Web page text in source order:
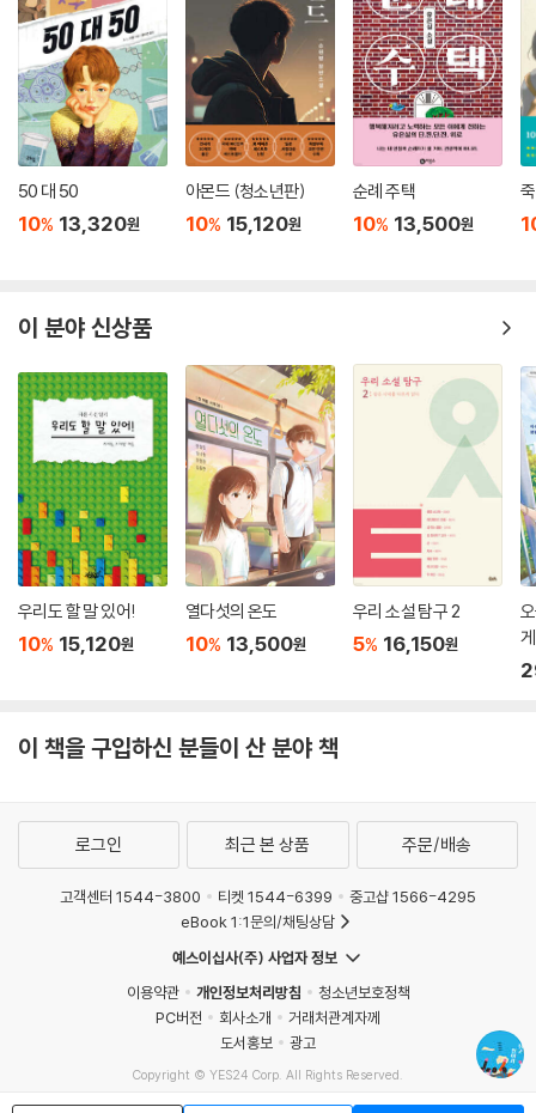
“우리는 살고 싶다!”
대도시의 난개발로 빼앗긴 삶의 터전을 되찾고자 궐기한 빈민들
베트남전 참전용사인 아버지, 어머니와 함께 영기는 서울 청계천 판잣집에
서 살고 있다. 영기네를 비롯한 청계천 사람들은 늘 가난과 싸우면서도 삶
의 희망을 품은 채 하루하루를 버티는 중이다. 그러던 어느 날 영기 엄마는
경기도 광주로 이주하면 싼값에 땅을 살 수 있고, 집도 지을 수 있다는 솔깃
한 얘기를 듣는다. 엄마가 어렵게 마련한 돈으로 드디어 ‘광주 대단지’로 이
는 사실을 알게 된 이주민들은 서울시장 방문에 맞춰 항의 시위를 벌이는
데….
불길이 더 거세게 치솟았다. 비가 내리고 있는데도 불길은 맹렬히 타올랐
다. 사람들의 분노가 장작처럼 불을 지피는 것 같았다. 그사이 어른들은 큰
길로 나와서 가설 탑 주변에 모여들었다. 그러고는 구호를 외쳤다.
_ 정명섭, 〈구두 열 켤레〉
“노동자 인권 보장하라!”
자본의 탐욕에 맞서 인권을 보장받기 위해 단결한 공장노동자들
어려운 집안 형편 탓에 초등학교만 겨우 졸업하고 고향 근처 여러 공장에
서 일하던 경숙은 더 많은 돈을 벌기 위해 서울로 향한다. 경숙은 번화하고
고, 고된 노동을 요구하기도 한다. 그러던 경숙에게 ‘YH무역’이라는 큰 회
YH무역에서도 이전 공장들에서와 마찬가지로 임금 체불과 폐업이라는 위
기가 닥치는데….
나는 피를 토하듯 외쳤다. 사투였다. 뒤이어 동지들의 우렁찬 목소리가 적
막을 깨고 울렸다. 동지들의 외침은 절규이자, 눈물이었다. 생존을 위한 몸
_ 박경희, 〈들꽃들의 함성〉
50 대 50
10% 13,320원
아몬드 (청소년판)
10% 15,120원
순례 주택
10% 13,500원
이 분야 신상품
우리도 할 말 있어!
10% 15,120원
열다섯의 온도
10% 13,500원
우리 소설 탐구 2
5% 16,150원
이 책을 구입하신 분들이 산 분야 책
로그인 최근 본 상품 주문/배송
고객센터 1544-3800 티켓 1544-6399
중고샵 1566-4295
eBook 1:1문의/채팅상담
예스이십사(주) 사업자 정보
이용약관
개인정보처리방침
청소년보호정책
PC버전
회사소개
거래처관계자께
도서홍보
광고
Copyright © YES24 Corp. All Rights Reserved.